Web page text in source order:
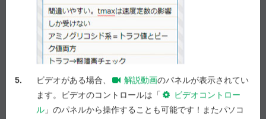
5. ビデオがある場合、 解説動画のパネルが表示されてい
ます。ビデオのコントロールは「
ビデオコントロー
ル 」のパネルから操作することも可能です！またパソコ
1
2 3 4 5
Previous Next